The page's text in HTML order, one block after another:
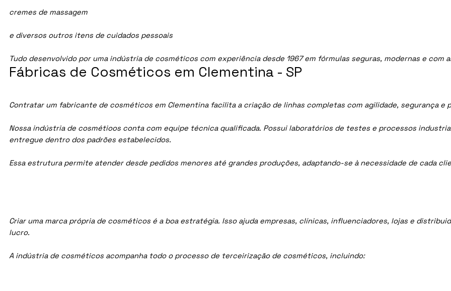
cremes de massagem
e diversos outros itens de cuidados pessoais
Tudo desenvolvido por uma indústria de cosméticos com experiência desde 1967 em fórmulas seguras, modernas e com
Contratar um fabricante de cosméticos em Clementina facilita a criação de linhas completas com agilidade, segurança e
Nossa indústria de cosmétioos conta com equipe técnica qualificada. Possui laboratórios de testes e processos
entregue dentro dos padrões estabelecidos.
Essa estrutura permite atender desde pedidos menores até grandes produções, adaptando-se à necessidade de cada
Criar uma marca própria de cosméticos é a boa estratégia. Isso ajuda empresas, clínicas, influenciadores, lojas e
lucro.
A indústria de cosméticos acompanha todo o processo de terceirização de cosméticos, incluindo:
Fábricas de Cosméticos em Clementina - SP